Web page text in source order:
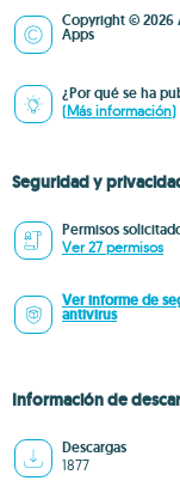
Copyright © 2026
Apps
¿Por qué se ha
(Más información)
Seguridad y
Permisos
Ver 27 permisos
Ver informe de
antivirus
Información de
Descargas
1877